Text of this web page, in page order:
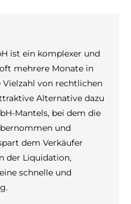
ist ein komplexer und
mehrere Monate in
von rechtlichen
Alternative dazu
Mantels, bei dem die
und
dem Verkäufer
der Liquidation,
schnelle und